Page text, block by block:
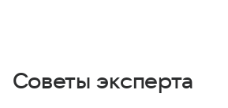
Советы эксперта